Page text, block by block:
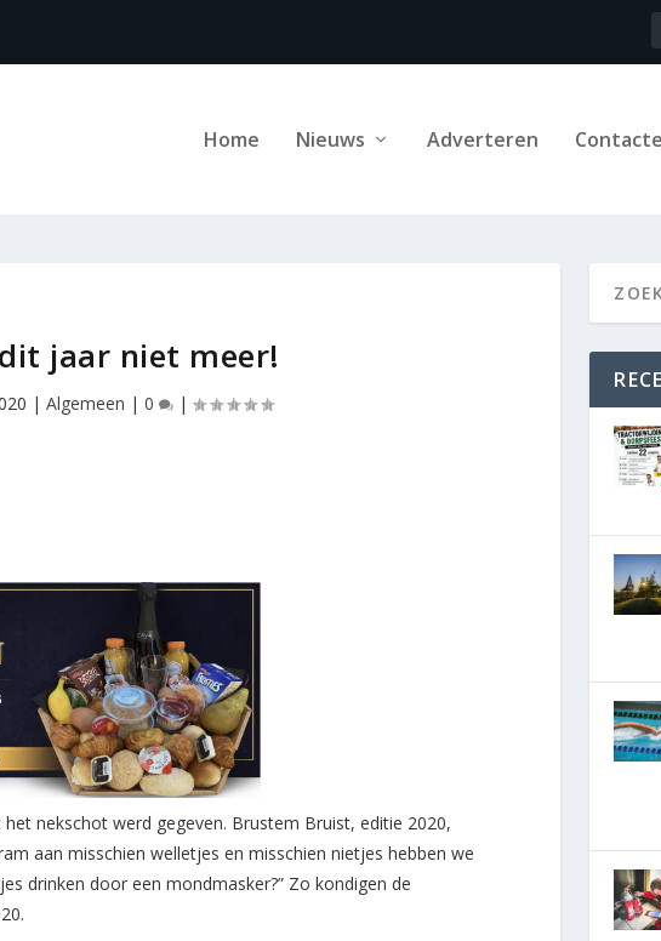
Home Nieuws Adverteren
jaar niet meer!
| Algemeen | 0 |
nekschot werd gegeven. Brustem Bruist, editie 2020,
aan misschien welletjes en misschien nietjes hebben we
drinken door een mondmasker?” Zo kondigen de